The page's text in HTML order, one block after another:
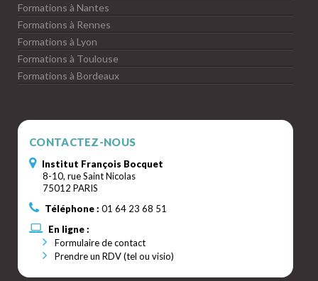
Formations à Nantes
Formations à Rennes
Formations à Lyon
Formations à Toulouse
Formations à Bordeaux
CONTACTEZ-NOUS
Institut François Bocquet
8-10, rue Saint Nicolas
75012 PARIS
Téléphone : 01 64 23 68 51
En ligne :
Formulaire de contact
Prendre un RDV (tel ou visio)